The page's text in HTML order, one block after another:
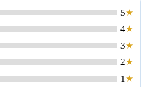
5
4
3
2
1